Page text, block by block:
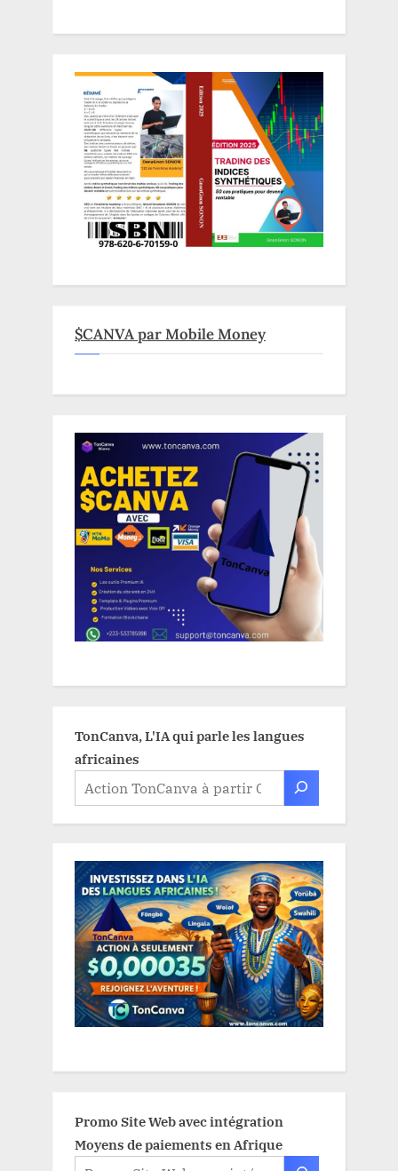
$CANVA par Mobile Money
TonCanva, L'IA qui parle les langues
africaines
Promo Site Web avec intégration
Moyens de paiements en Afrique